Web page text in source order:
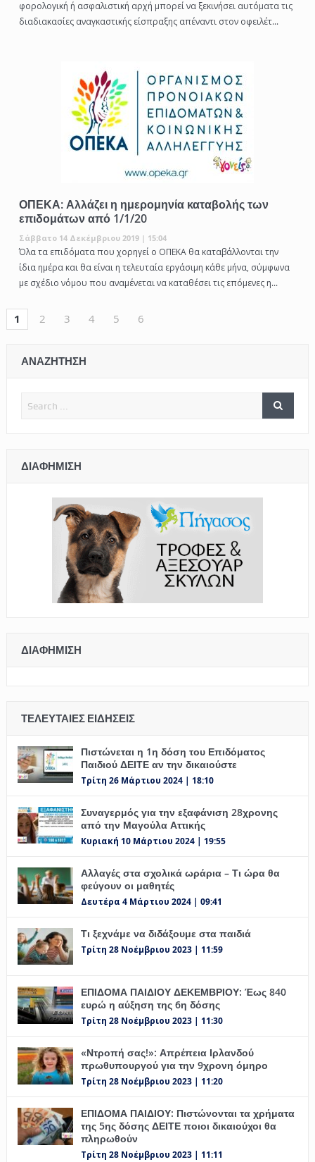
φορολογική ή ασφαλιστική αρχή μπορεί να ξεκινήσει αυτόματα τις
διαδιακασίες αναγκαστικής είσπραξης απέναντι στον οφειλέτ...
ΟΠΕΚΑ: Αλλάζει η ημερομηνία καταβολής των
επιδομάτων από 1/1/20
Σάββατο 14 Δεκέμβριου 2019 | 15:04
Όλα τα επιδόματα που χορηγεί ο ΟΠΕΚΑ θα καταβάλλονται την
ίδια ημέρα και θα είναι η τελευταία εργάσιμη κάθε μήνα, σύμφωνα
με σχέδιο νόμου που αναμένεται να καταθέσει τις επόμενες η...
1 2 3 4 5 6
ΑΝΑΖΗΤΗΣΗ
ΔΙΑΦΉΜΙΣΗ
ΔΙΑΦΉΜΙΣΗ
ΤΕΛΕΥΤΑΊΕΣ ΕΙΔΉΣΕΙΣ
Πιστώνεται η 1η δόση του Επιδόματος
Παιδιού ΔΕΙΤΕ αν την δικαιούστε
Τρίτη 26 Μάρτιου 2024 | 18:10
Συναγερμός για την εξαφάνιση 28χρονης
από την Μαγούλα Αττικής
Κυριακή 10 Μάρτιου 2024 | 19:55
Αλλαγές στα σχολικά ωράρια – Τι ώρα θα
φεύγουν οι μαθητές
Δευτέρα 4 Μάρτιου 2024 | 09:41
Τι ξεχνάμε να διδάξουμε στα παιδιά
Τρίτη 28 Νοέμβριου 2023 | 11:59
ΕΠΙΔΟΜΑ ΠΑΙΔΙΟΥ ΔΕΚΕΜΒΡΙΟΥ: Έως 840
ευρώ η αύξηση της 6η δόσης
Τρίτη 28 Νοέμβριου 2023 | 11:30
«Ντροπή σας!»: Απρέπεια Ιρλανδού
πρωθυπουργού για την 9χρονη όμηρο
Τρίτη 28 Νοέμβριου 2023 | 11:20
ΕΠΙΔΟΜΑ ΠΑΙΔΙΟΥ: Πιστώνονται τα χρήματα
της 5ης δόσης ΔΕΙΤΕ ποιοι δικαιούχοι θα
πληρωθούν
Τρίτη 28 Νοέμβριου 2023 | 11:11